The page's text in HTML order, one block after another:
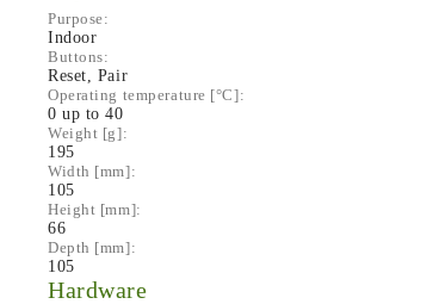
Purpose:
Indoor
Buttons:
Reset, Pair
Operating temperature [°C]:
0 up to 40
Weight [g]:
195
Width [mm]:
105
Height [mm]:
66
Depth [mm]:
105
Hardware